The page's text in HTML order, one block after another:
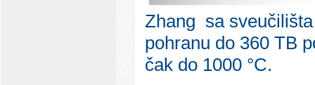
Zhang sa
pohranu do 360 TB
čak do 1000 °C.